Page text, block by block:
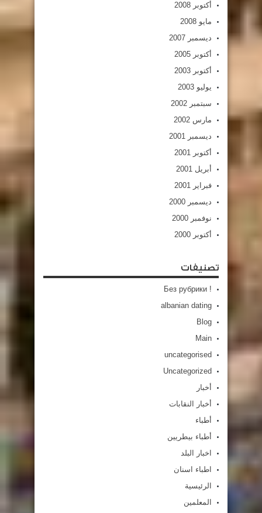
أكتوبر 2008
مايو 2008
ديسمبر 2007
أكتوبر 2005
أكتوبر 2003
يوليو 2003
سبتمبر 2002
مارس 2002
ديسمبر 2001
أكتوبر 2001
أبريل 2001
فبراير 2001
ديسمبر 2000
نوفمبر 2000
أكتوبر 2000
تصنيفات
! Без рубрики
albanian dating
Blog
Main
uncategorised
Uncategorized
أخبار
أخبار النقابات
أطباء
أطباء بيطريين
اخبار البلد
اطباء اسنان
الرئيسية
المعلمين